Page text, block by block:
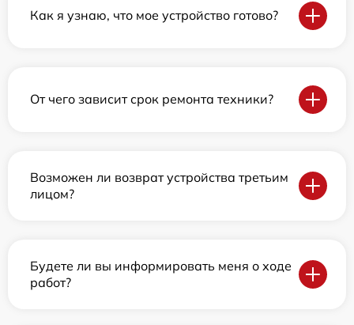
Как я узнаю, что мое устройство готово?
От чего зависит срок ремонта техники?
Возможен ли возврат устройства третьим
лицом?
Будете ли вы информировать меня о ходе
работ?